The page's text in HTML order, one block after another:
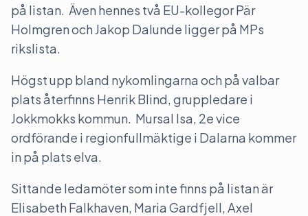
på listan. Även hennes två EU-kollegor Pär
Holmgren och Jakop Dalunde ligger på MPs
rikslista.
Högst upp bland nykomlingarna och på valbar
plats återfinns Henrik Blind, gruppledare i
Jokkmokks kommun. Mursal Isa, 2e vice
ordförande i regionfullmäktige i Dalarna kommer
in på plats elva.
Sittande ledamöter som inte finns på listan är
Elisabeth Falkhaven, Maria Gardfjell, Axel